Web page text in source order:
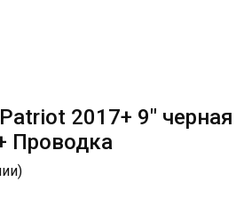
2017+ 9″ черная
Проводка